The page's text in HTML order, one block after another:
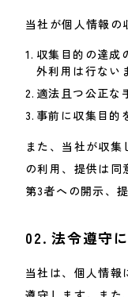
当社が個人情報の
収集目的の達成
外利用は行ない
適法且つ公正な
事前に収集目的
また、当社が収
の利用、提供は同
第3者への開示、
02. 法令遵守
当社は、個人情報